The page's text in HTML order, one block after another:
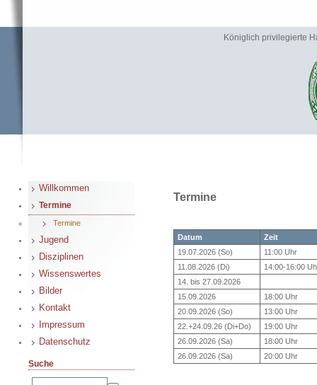
Königlich privilegierte
Willkommen
Termine
Termine
Jugend
Disziplinen
Wissenswertes
Bilder
Kontakt
Impressum
Datenschutz
Suche
Termine
Datum
Zeit
19.07.2026 (So)
11:00 Uhr
11.08.2026 (Di)
14:00-16:00
14. bis 27.09.2026
15.09.2026
18:00 Uhr
20.09.2026 (So)
13:00 Uhr
22.+24.09.26 (Di+Do)
19:00 Uhr
26.09.2026 (Sa)
18:00 Uhr
26.09.2026 (Sa)
20:00 Uhr